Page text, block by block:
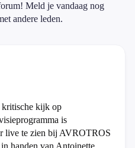
Meld je vandaag nog
andere leden.
kritische kijk op
is
live te zien bij AVROTROS
handen van Antoinette